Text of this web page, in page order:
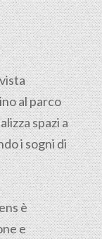
al parco
spazi a
i sogni di
è
e